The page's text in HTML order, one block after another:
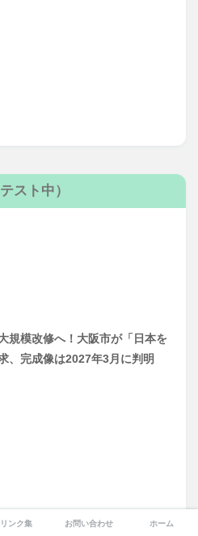
スト中）
規模改修へ！大阪市が「日本を
、完成像は2027年3月に判明
が約50億円で取得 新深江駅
リンク集 お問い合わせ ホーム